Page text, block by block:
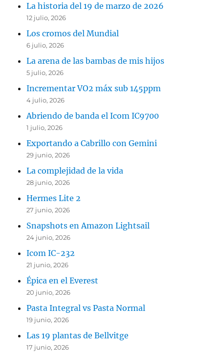
La historia del 19 de marzo de 2026
12 julio, 2026
Los cromos del Mundial
6 julio, 2026
La arena de las bambas de mis hijos
5 julio, 2026
Incrementar VO2 máx sub 145ppm
4 julio, 2026
Abriendo de banda el Icom IC9700
1 julio, 2026
Exportando a Cabrillo con Gemini
29 junio, 2026
La complejidad de la vida
28 junio, 2026
Hermes Lite 2
27 junio, 2026
Snapshots en Amazon Lightsail
24 junio, 2026
Icom IC-232
21 junio, 2026
Épica en el Everest
20 junio, 2026
Pasta Integral vs Pasta Normal
19 junio, 2026
Las 19 plantas de Bellvitge
17 junio, 2026